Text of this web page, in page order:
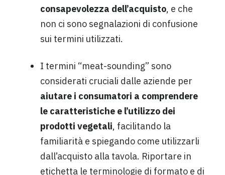
consapevolezza dell’acquisto, e che
non ci sono segnalazioni di confusione
sui termini utilizzati.
I termini “meat-sounding” sono
considerati cruciali dalle aziende per
aiutare i consumatori a comprendere
le caratteristiche e l’utilizzo dei
prodotti vegetali, facilitando la
familiarità e spiegando come utilizzarli
dall’acquisto alla tavola. Riportare in
etichetta le terminologie di formato e di